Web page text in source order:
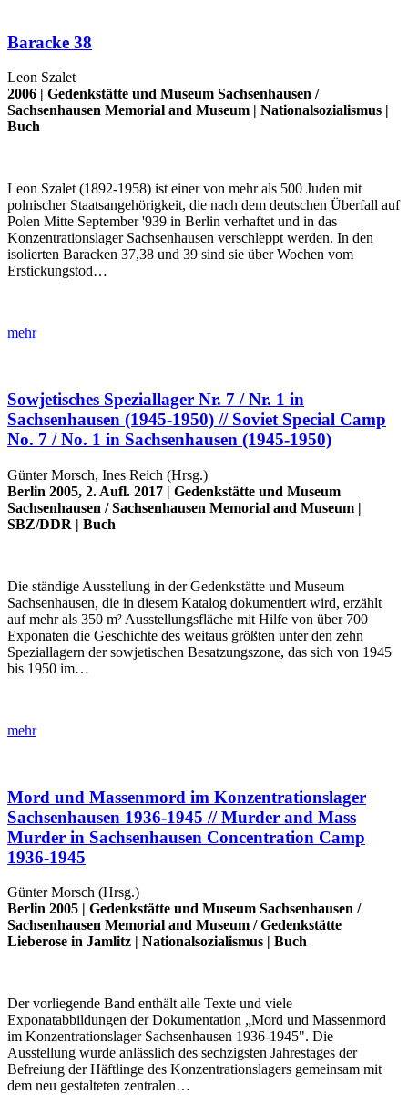
Baracke 38
Leon Szalet
2006 | Gedenkstätte und Museum Sachsenhausen /
Sachsenhausen Memorial and Museum | Nationalsozialismus |
Buch
Leon Szalet (1892-1958) ist einer von mehr als 500 Juden mit
polnischer Staatsangehörigkeit, die nach dem deutschen Überfall auf
Polen Mitte September '939 in Berlin verhaftet und in das
Konzentrationslager Sachsenhausen verschleppt werden. In den
isolierten Baracken 37,38 und 39 sind sie über Wochen vom
Erstickungstod…
mehr
Sowjetisches Speziallager Nr. 7 / Nr. 1 in
Sachsenhausen (1945-1950) // Soviet Special Camp
No. 7 / No. 1 in Sachsenhausen (1945-1950)
Günter Morsch, Ines Reich (Hrsg.)
Berlin 2005, 2. Aufl. 2017 | Gedenkstätte und Museum
Sachsenhausen /Sachsenhausen Memorial and Museum |
SBZ/DDR | Buch
Die ständige Ausstellung in der Gedenkstätte und Museum
Sachsenhausen, die in diesem Katalog dokumentiert wird, erzählt
auf mehr als 350 m² Ausstellungsfläche mit Hilfe von über 700
Exponaten die Geschichte des weitaus größten unter den zehn
Speziallagern der sowjetischen Besatzungszone, das sich von 1945
bis 1950 im…
mehr
Mord und Massenmord im Konzentrationslager
Sachsenhausen 1936-1945 // Murder and Mass
Murder in Sachsenhausen Concentration Camp
1936-1945
Günter Morsch (Hrsg.)
Berlin 2005 | Gedenkstätte und Museum Sachsenhausen /
Sachsenhausen Memorial and Museum /Gedenkstätte
Lieberose in Jamlitz | Nationalsozialismus | Buch
Der vorliegende Band enthält alle Texte und viele
Exponatabbildungen der Dokumentation „Mord und Massenmord
im Konzentrationslager Sachsenhausen 1936-1945". Die
Ausstellung wurde anlässlich des sechzigsten Jahrestages der
Befreiung der Häftlinge des Konzentrationslagers gemeinsam mit
dem neu gestalteten zentralen…